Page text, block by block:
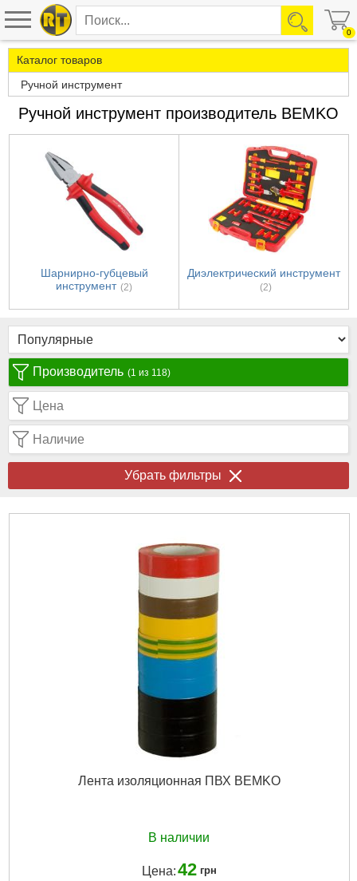
0
Каталог товаров
Ручной инструмент
Ручной инструмент производитель BEMKO
Шарнирно-губцевый
инструмент (2)
Диэлектрический инструмент
(2)
Производитель (1 из 118)
Цена
Наличие
Убрать фильтры
Лента изоляционная ПВХ BEMKO
В наличии
Цена:42 грн